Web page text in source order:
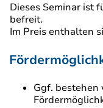
Dieses Seminar ist
befreit.
Im Preis enthalten
Ggf.